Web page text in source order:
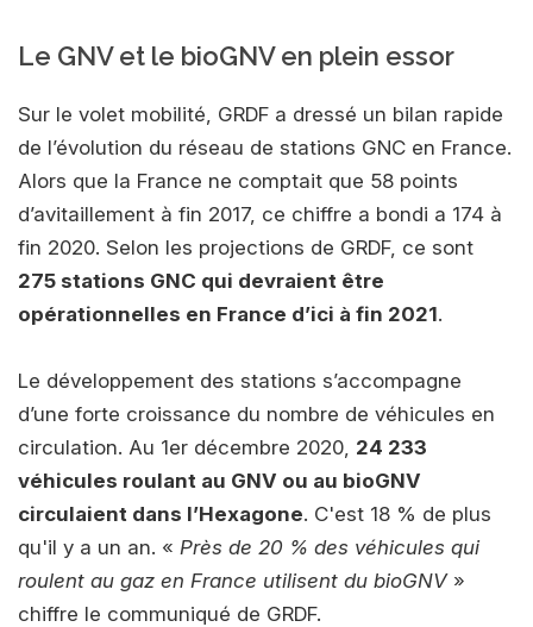
Le GNV et le bioGNV en plein essor
Sur le volet mobilité, GRDF a dressé un bilan rapide
de l’évolution du réseau de stations GNC en France.
Alors que la France ne comptait que 58 points
d’avitaillement à fin 2017, ce chiffre a bondi a 174 à
fin 2020. Selon les projections de GRDF, ce sont
275 stations GNC qui devraient être
opérationnelles en France d’ici à fin 2021.
Le développement des stations s’accompagne
d’une forte croissance du nombre de véhicules en
circulation. Au 1er décembre 2020, 24 233
véhicules roulant au GNV ou au bioGNV
circulaient dans l’Hexagone. C'est 18 % de plus
qu'il y a un an. « Près de 20 % des véhicules qui
roulent au gaz en France utilisent du bioGNV»
chiffre le communiqué de GRDF.